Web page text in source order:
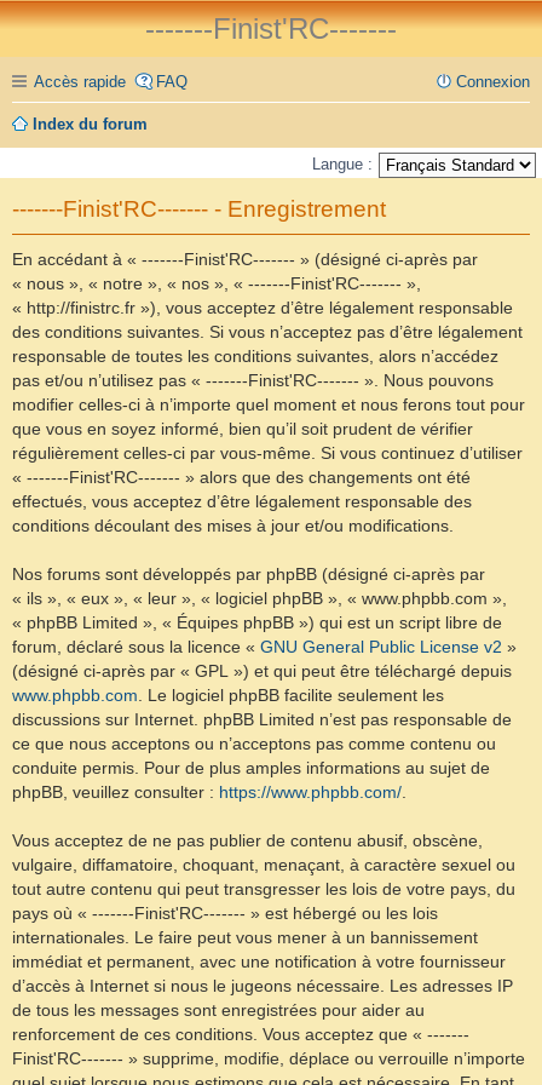
-------Finist'RC-------
Accès rapide FAQ Connexion
Index du forum
Langue :
-------Finist'RC------- - Enregistrement
En accédant à « -------Finist'RC------- » (désigné ci-après par
« nous », « notre », « nos », « -------Finist'RC------- »,
« http://finistrc.fr »), vous acceptez d’être légalement responsable
des conditions suivantes. Si vous n’acceptez pas d’être légalement
responsable de toutes les conditions suivantes, alors n’accédez
pas et/ou n’utilisez pas « -------Finist'RC------- ». Nous pouvons
modifier celles-ci à n’importe quel moment et nous ferons tout pour
que vous en soyez informé, bien qu’il soit prudent de vérifier
régulièrement celles-ci par vous-même. Si vous continuez d’utiliser
« -------Finist'RC------- » alors que des changements ont été
effectués, vous acceptez d’être légalement responsable des
conditions découlant des mises à jour et/ou modifications.
Nos forums sont développés par phpBB (désigné ci-après par
« ils », « eux », « leur », « logiciel phpBB », « www.phpbb.com »,
« phpBB Limited », « Équipes phpBB ») qui est un script libre de
forum, déclaré sous la licence « GNU General Public License v2 »
(désigné ci-après par « GPL ») et qui peut être téléchargé depuis
www.phpbb.com . Le logiciel phpBB facilite seulement les
discussions sur Internet. phpBB Limited n’est pas responsable de
ce que nous acceptons ou n’acceptons pas comme contenu ou
conduite permis. Pour de plus amples informations au sujet de
phpBB, veuillez consulter : https://www.phpbb.com/
Vous acceptez de ne pas publier de contenu abusif, obscène,
vulgaire, diffamatoire, choquant, menaçant, à caractère sexuel ou
tout autre contenu qui peut transgresser les lois de votre pays, du
pays où « -------Finist'RC------- » est hébergé ou les lois
internationales. Le faire peut vous mener à un bannissement
immédiat et permanent, avec une notification à votre fournisseur
d’accès à Internet si nous le jugeons nécessaire. Les adresses IP
de tous les messages sont enregistrées pour aider au
renforcement de ces conditions. Vous acceptez que « -------
Finist'RC------- » supprime, modifie, déplace ou verrouille n’importe